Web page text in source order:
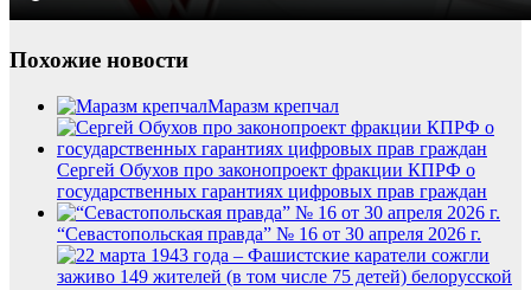
Похожие новости
Маразм крепчал
Сергей Обухов про законопроект фракции КПРФ о
государственных гарантиях цифровых прав граждан
“Севастопольская правда” № 16 от 30 апреля 2026 г.